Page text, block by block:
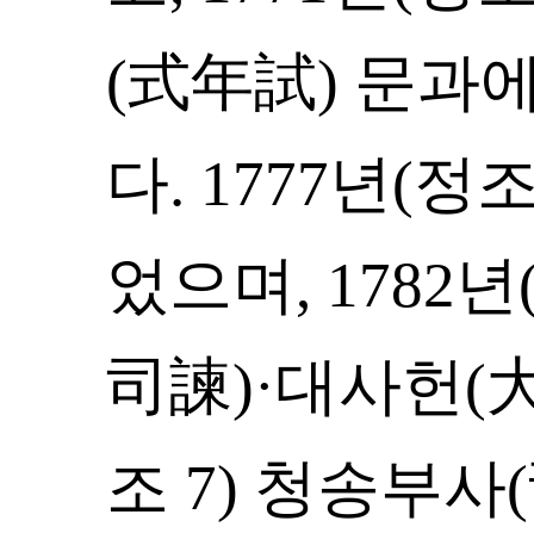
(式年試) 문과
다. 1777년(정
었으며, 1782
司諫)·대사헌(
조 7) 청송부사